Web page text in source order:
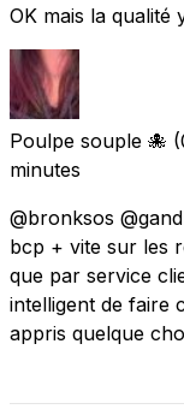
OK mais la qualité
Poulpe souple 🐙
minutes
@bronksos
bcp + vite sur les
que par service
intelligent de faire
appris quelque